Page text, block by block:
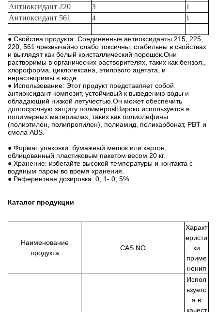
Антиоксидант 220 3 1
Антиоксидант 561 4 1
● Свойства продукта: Соединенные антиоксиданты 215, 225,
220, 561 чрезвычайно слабо токсичны, стабильны в свойствах
и выглядят как белый кристаллический порошок.Они
растворимы в органических растворителях, таких как бензол.,
хлороформа, циклогексана, этилового ацетата, и
нерастворимы в воде.
● Использование: Этот продукт представляет собой
антиоксидант-композит, устойчивый к выведению воды и
обладающий низкой летучестью.Он может обеспечить
долгосрочную защиту полимеровШироко используется в
полимерных материалах, таких как полиолефины
(полиэтилен, полипропилен), полиамид, поликарбонат, PBT и
смола ABS.
● Формат упаковки: бумажный мешок или картон,
облицованный пластиковым пакетом весом 20 кг.
● Хранение: избегайте высокой температуры и контакта с
водяным паром во время хранения.
● Референтная дозировка: 0, 1- 0, 5%
Каталог продукции
Наименование
продукта
CAS NO
Характ
еристи
ки
приме
нения
Испол
ьзуетс
я в
качест